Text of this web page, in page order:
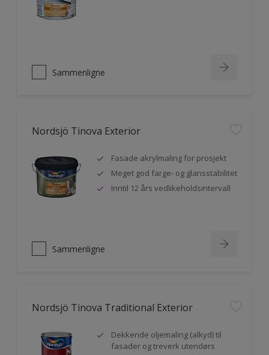
Sammenligne
Nordsjö Tinova Exterior
Fasade akrylmaling for prosjekt
Meget god farge- og glansstabilitet
Inntil 12 års vedlikeholdsintervall
Sammenligne
Nordsjö Tinova Traditional Exterior
Dekkende oljemaling (alkyd) til
fasader og treverk utendørs